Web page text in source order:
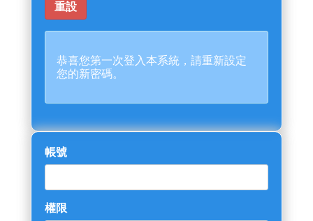
恭喜您第一次登入本系統，請重新設定
您的新密碼。
帳號
權限